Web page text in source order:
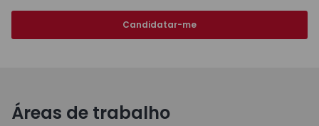
Candidatar-me
Áreas de trabalho